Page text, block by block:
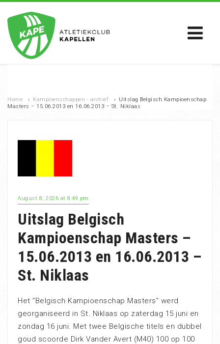
Home › Kampioenschappen - archief › Uitslag Belgisch Kampioenschap
Masters – 15.06.2013 en 16.06.2013 – St. Niklaas
August 8, 2026 at 8:49 pm
Uitslag Belgisch
Kampioenschap Masters –
15.06.2013 en 16.06.2013 –
St. Niklaas
Het “Belgisch Kampioenschap Masters” werd
georganiseerd in St. Niklaas op zaterdag 15 juni en
zondag 16 juni. Met twee Belgische titels en dubbel
goud scoorde Dirk Vander Avert (M40) 100 op 100